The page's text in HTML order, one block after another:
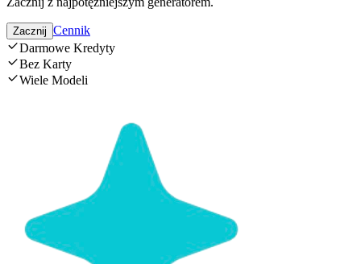
Zacznij Cennik
Darmowe Kredyty
Bez Karty
Wiele Modeli